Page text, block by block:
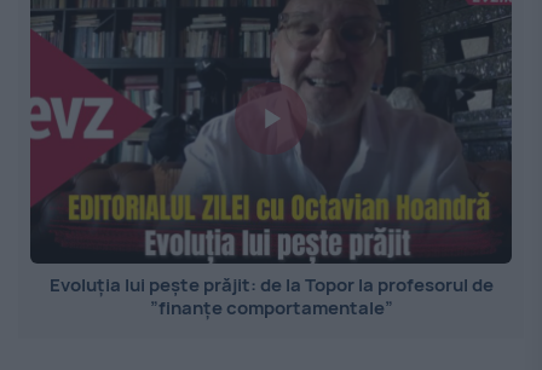
Evoluția lui pește prăjit: de la Topor la profesorul de
”finanțe comportamentale”